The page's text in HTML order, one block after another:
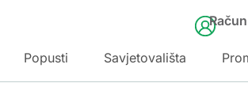
Račun
Popusti Savjetovališta